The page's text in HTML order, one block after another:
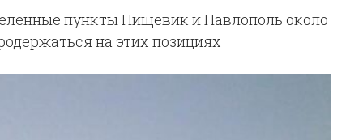
пункты Пищевик и Павлополь около
на этих позициях